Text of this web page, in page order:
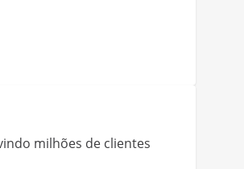
milhões de clientes